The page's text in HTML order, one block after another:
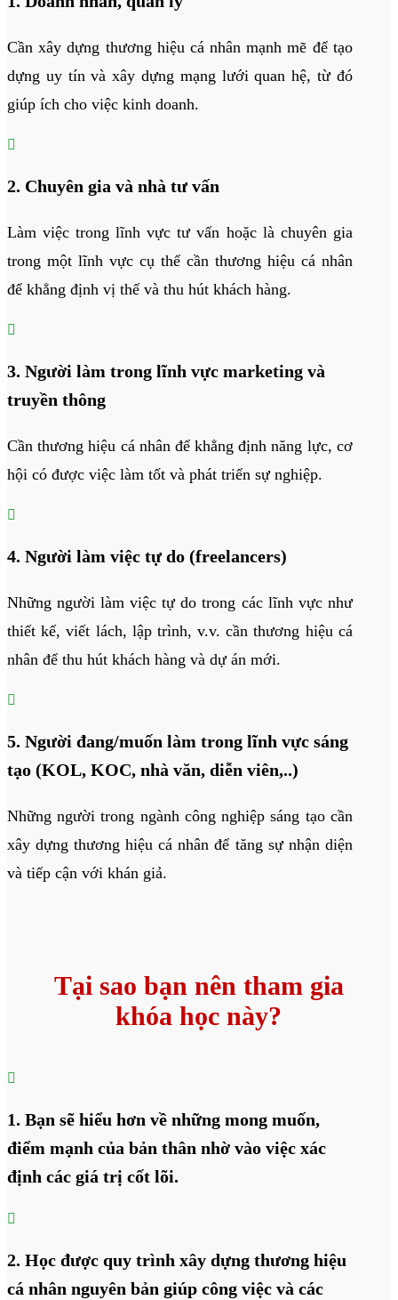
Cần xây dựng thương hiệu cá nhân mạnh mẽ để tạo
dựng uy tín và xây dựng mạng lưới quan hệ, từ đó
giúp ích cho việc kinh doanh.

2. Chuyên gia và nhà tư vấn
Làm việc trong lĩnh vực tư vấn hoặc là chuyên gia
trong một lĩnh vực cụ thể cần thương hiệu cá nhân
để khẳng định vị thế và thu hút khách hàng.

3. Người làm trong lĩnh vực marketing và
truyền thông
Cần thương hiệu cá nhân để khẳng định năng lực, cơ
hội có được việc làm tốt và phát triển sự nghiệp.

4. Người làm việc tự do (freelancers)
Những người làm việc tự do trong các lĩnh vực như
thiết kế, viết lách, lập trình, v.v. cần thương hiệu cá
nhân để thu hút khách hàng và dự án mới.

5. Người đang/muốn làm trong lĩnh vực sáng
tạo (KOL, KOC, nhà văn, diễn viên,..)
Những người trong ngành công nghiệp sáng tạo cần
xây dựng thương hiệu cá nhân để tăng sự nhận diện
và tiếp cận với khán giả.
Tại sao bạn nên tham gia
khóa học này?

1. Bạn sẽ hiểu hơn về những mong muốn,
điểm mạnh của bản thân nhờ vào việc xác
định các giá trị cốt lõi.

2. Học được quy trình xây dựng thương hiệu
cá nhân nguyên bản giúp công việc và các